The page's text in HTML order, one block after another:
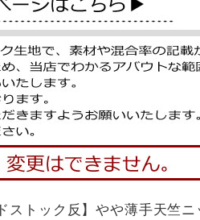
ストック反】やや薄手天竺ニ